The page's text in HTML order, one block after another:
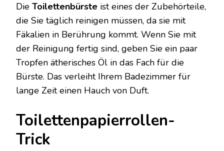
Die Toilettenbürste ist eines der Zubehörteile,
die Sie täglich reinigen müssen, da sie mit
Fäkalien in Berührung kommt. Wenn Sie mit
der Reinigung fertig sind, geben Sie ein paar
Tropfen ätherisches Öl in das Fach für die
Bürste. Das verleiht Ihrem Badezimmer für
lange Zeit einen Hauch von Duft.
Toilettenpapierrollen-
Trick